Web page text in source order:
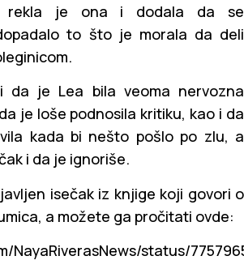
je ona i dodala da se
to što je morala da deli
da je Lea bila veoma nervozna
je loše podnosila kritiku, kao i da
kada bi nešto pošlo po zlu, a
i da je ignoriše.
isečak iz knjige koji govori o
a možete ga pročitati ovde:
NayaRiverasNews/status/